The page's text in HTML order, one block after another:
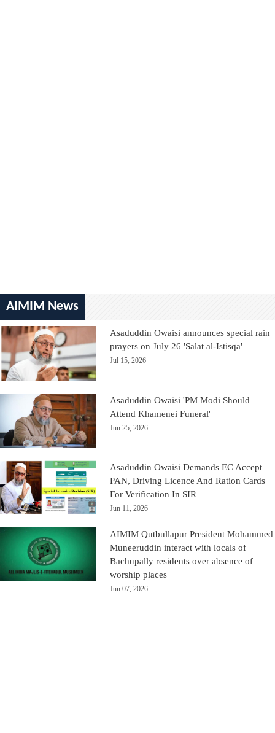
AIMIM News
Asaduddin Owaisi announces special rain
prayers on July 26 'Salat al-Istisqa'
Jul 15, 2026
Asaduddin Owaisi 'PM Modi Should
Attend Khamenei Funeral'
Jun 25, 2026
Asaduddin Owaisi Demands EC Accept
PAN, Driving Licence And Ration Cards
For Verification In SIR
Jun 11, 2026
AIMIM Qutbullapur President Mohammed
Muneeruddin interact with locals of
Bachupally residents over absence of
worship places
Jun 07, 2026